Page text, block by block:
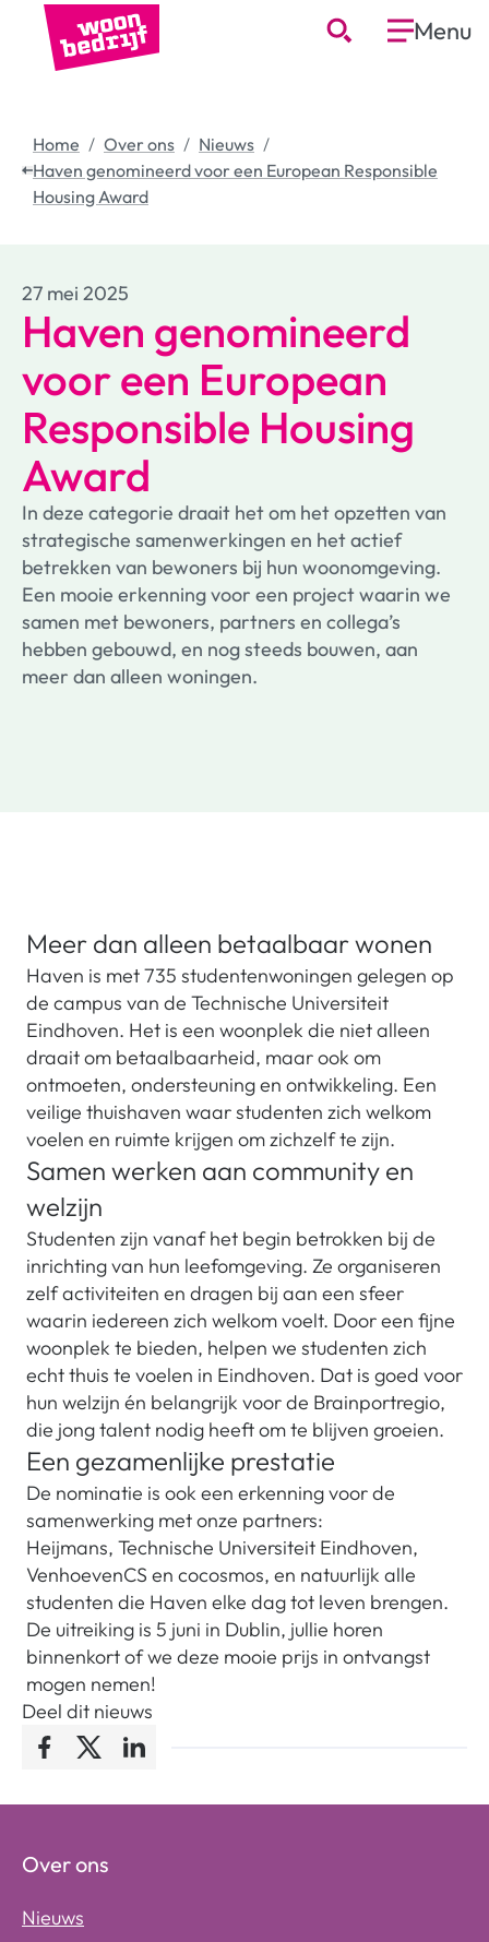
Menu
Home Over ons
Nieuws
Haven genomineerd voor een European Responsible
Housing Award
27 mei 2025
Haven genomineerd
voor een European
Responsible Housing
Award
In deze categorie draait het om het opzetten van
strategische samenwerkingen en het actief
betrekken van bewoners bij hun woonomgeving.
Een mooie erkenning voor een project waarin we
samen met bewoners, partners en collega’s
hebben gebouwd, en nog steeds bouwen, aan
meer dan alleen woningen.
Meer dan alleen betaalbaar wonen
Haven is met 735 studentenwoningen gelegen op
de campus van de Technische Universiteit
Eindhoven. Het is een woonplek die niet alleen
draait om betaalbaarheid, maar ook om
ontmoeten, ondersteuning en ontwikkeling. Een
veilige thuishaven waar studenten zich welkom
voelen en ruimte krijgen om zichzelf te zijn.
Samen werken aan community en
welzijn
Studenten zijn vanaf het begin betrokken bij de
inrichting van hun leefomgeving. Ze organiseren
zelf activiteiten en dragen bij aan een sfeer
waarin iedereen zich welkom voelt. Door een fijne
woonplek te bieden, helpen we studenten zich
echt thuis te voelen in Eindhoven. Dat is goed voor
hun welzijn én belangrijk voor de Brainportregio,
die jong talent nodig heeft om te blijven groeien.
Een gezamenlijke prestatie
De nominatie is ook een erkenning voor de
samenwerking met onze partners:
Heijmans, Technische Universiteit Eindhoven,
VenhoevenCS en cocosmos, en natuurlijk alle
studenten die Haven elke dag tot leven brengen.
De uitreiking is 5 juni in Dublin, jullie horen
binnenkort of we deze mooie prijs in ontvangst
mogen nemen!
Deel dit nieuws
Facebook
TwitterLinkedIn
Over ons
Nieuws